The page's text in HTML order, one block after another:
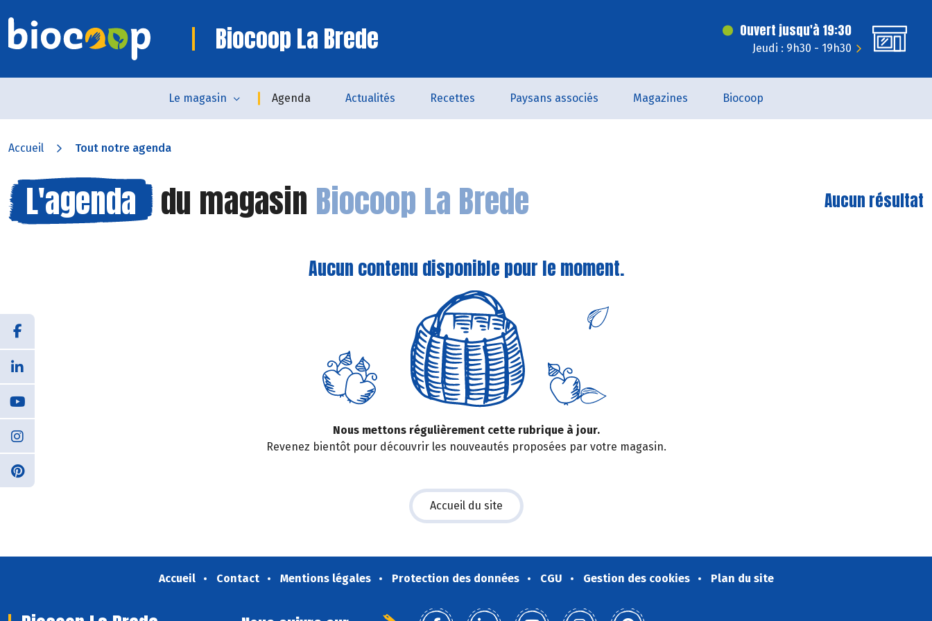
Biocoop La Brede Ouvert jusqu'à 19:30
Jeudi : 9h30 - 19h30
Le magasin Agenda Actualités Recettes Paysans associés Magazines Biocoop
Accueil Tout notre agenda
L'agenda du magasin Biocoop La Brede Aucun résultat
Aucun contenu disponible pour le moment.
Nous mettons régulièrement cette rubrique à jour.
Revenez bientôt pour découvrir les nouveautés proposées par votre magasin.
Accueil du site
Accueil Contact Mentions légales Protection des données CGU Gestion des cookies Plan du site